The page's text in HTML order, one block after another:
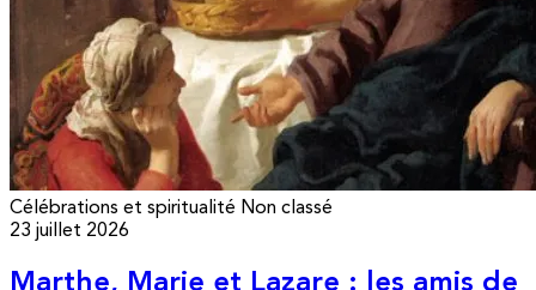
Célébrations et spiritualité Non classé
23 juillet 2026
Marthe, Marie et Lazare : les amis de